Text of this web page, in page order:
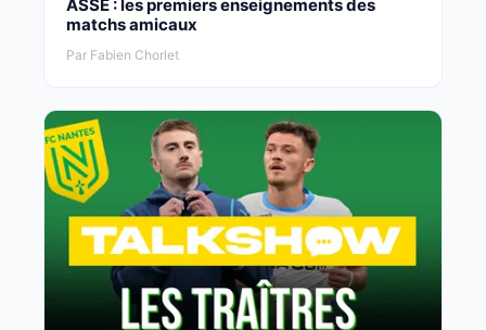
ASSE : les premiers enseignements des
matchs amicaux
Par Fabien Chorlet